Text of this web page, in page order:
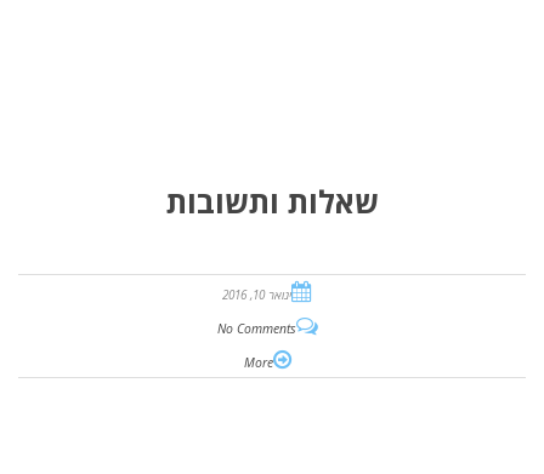
שאלות ותשובות
ינואר 10, 2016
No Comments
More